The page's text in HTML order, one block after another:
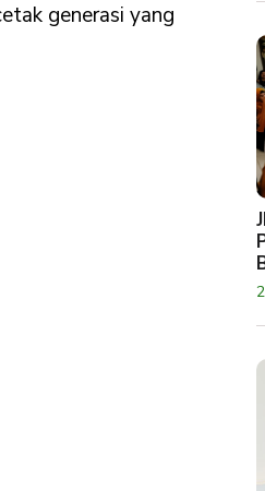
generasi yang